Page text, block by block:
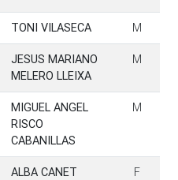
TONI VILASECA M
JESUS MARIANO
MELERO LLEIXA
M
MIGUEL ANGEL
RISCO
CABANILLAS
M
ALBA CANET
F